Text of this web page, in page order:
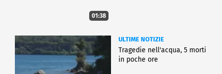
01:38
ULTIME NOTIZIE
Tragedie nell'acqua, 5 morti
in poche ore